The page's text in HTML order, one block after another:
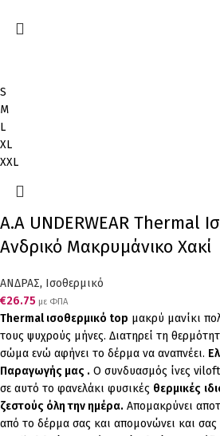
S
M
L
XL
XXL
Α.A UNDERWEAR Thermal
Ανδρικό Μακρυμάνικο Χακί
ΑΝΔΡΑΣ, Ισοθερμικό
€26.75 με ΦΠΑ
Thermal ισοθερμικό top μακρύ μανίκι
τους ψυχρούς μήνες. Διατηρεί τη
σώμα ενώ αφήνει το δέρμα να αναπνέει.
Παραγωγής μας . Ο συνδυασμός ίνες
σε αυτό το φανελάκι φυσικές θερμικές
ζεστούς όλη την ημέρα. Απομακρύνει
από το δέρμα σας και απομονώνει και σας